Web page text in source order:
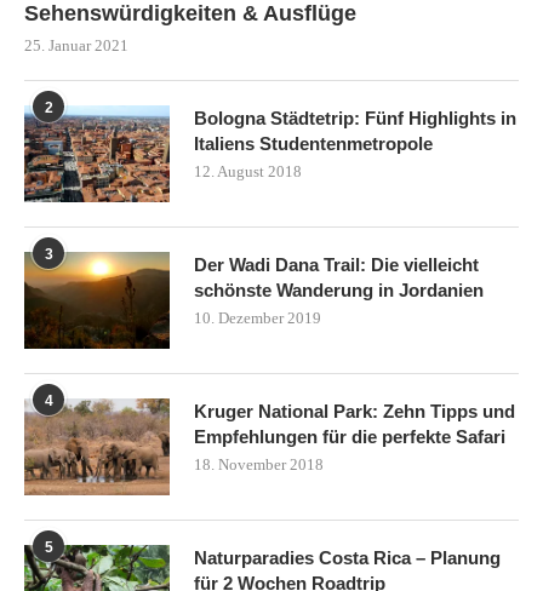
Sehenswürdigkeiten & Ausflüge
25. Januar 2021
2
Bologna Städtetrip: Fünf Highlights in
Italiens Studentenmetropole
12. August 2018
3
Der Wadi Dana Trail: Die vielleicht
schönste Wanderung in Jordanien
10. Dezember 2019
4
Kruger National Park: Zehn Tipps und
Empfehlungen für die perfekte Safari
18. November 2018
5
Naturparadies Costa Rica – Planung
für 2 Wochen Roadtrip